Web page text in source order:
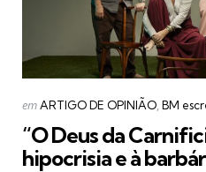
Categorias
Postado
emARTIGO DE OPINIÃO BM
“O Deus da
hipocrisia e à